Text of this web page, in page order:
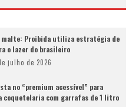
malte: Proibida utiliza estratégia de
o lazer do brasileiro
julho de 2026
no “premium acessível” para
coquetelaria com garrafas de 1 litro